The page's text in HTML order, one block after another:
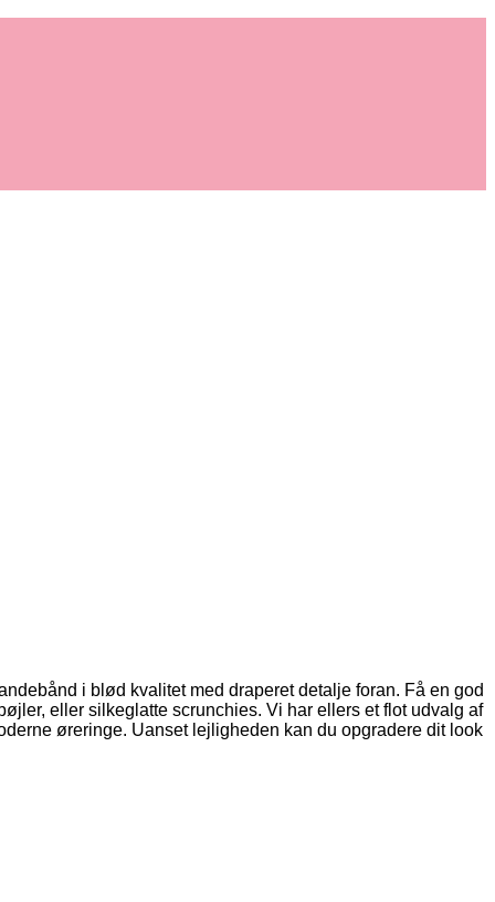
i blød kvalitet med draperet detalje foran. Få en god
eller silkeglatte scrunchies. Vi har ellers et flot udvalg af
øreringe. Uanset lejligheden kan du opgradere dit look